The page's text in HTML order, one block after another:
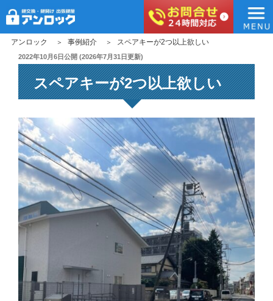
アンロック
アンロック 事例紹介 スペアキーが2つ以上欲しい
投
稿
日:
2022年10月6日公開 (2026年7月31日更新)
スペアキーが2つ以上欲しい